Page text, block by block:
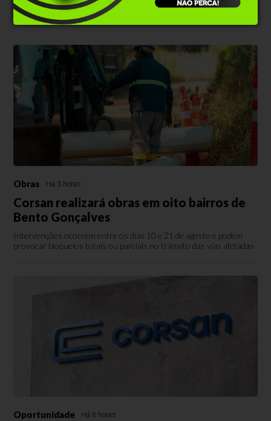
Obras Há 3 horas
Corsan realizará obras em oito bairros de
Bento Gonçalves
Intervenções ocorrem entre os dias 10 e 21 de agosto e podem
provocar bloqueios totais ou parciais no trânsito das vias afetadas
Oportunidade Há 6 horas